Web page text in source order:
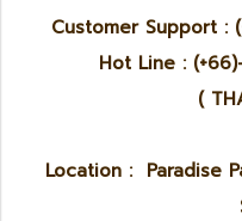
Customer Support :
Hot Line :
(
Location : Paradise